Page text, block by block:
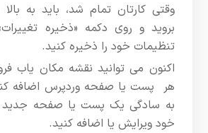
وقتی کارتان تمام شد، باید به
بروید و روی دکمه «ذخیره
تنظیمات خود را ذخیره کنید.
اکنون می توانید نقشه مکان یاب
هر پست یا صفحه وردپرس اضافه
به سادگی یک پست یا صفحه جدید
خود ویرایش یا اضافه کنید.